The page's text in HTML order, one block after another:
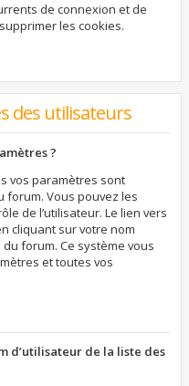
de connexion et de
les cookies.
des utilisateurs
?
vos paramètres sont
forum. Vous pouvez les
de l’utilisateur. Le lien vers
cliquant sur votre nom
forum. Ce système vous
et toutes vos
d’utilisateur de la liste des